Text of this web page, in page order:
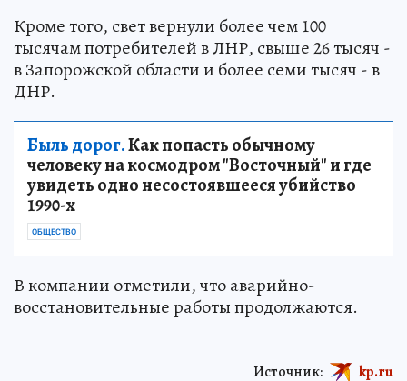
Кроме того, свет вернули более чем 100
тысячам потребителей в ЛНР, свыше 26 тысяч -
в Запорожской области и более семи тысяч - в
ДНР.
Быль дорог.Как попасть обычному
человеку на космодром "Восточный" и где
увидеть одно несостоявшееся убийство
1990-х
ОБЩЕСТВО
В компании отметили, что аварийно-
восстановительные работы продолжаются.
Источник: kp.ru